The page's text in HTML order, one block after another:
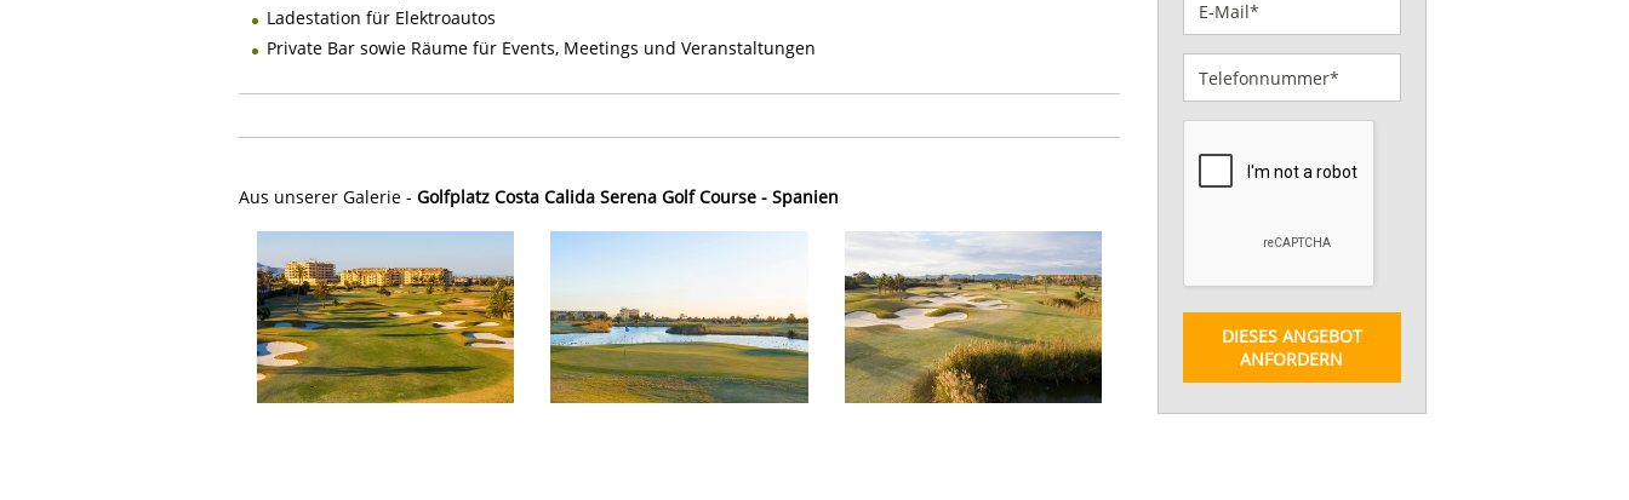
Ladestation für Elektroautos
Private Bar sowie Räume für Events, Meetings und Veranstaltungen
Aus unserer Galerie - Golfplatz Costa Calida Serena Golf Course - Spanien
DIESES ANGEBOT
ANFORDERN